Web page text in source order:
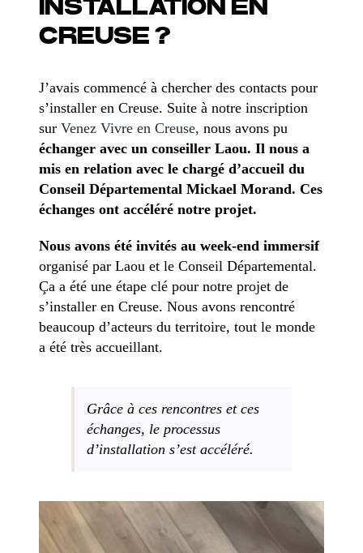
INSTALLATION EN
CREUSE ?
J’avais commencé à chercher des contacts pour
s’installer en Creuse. Suite à notre inscription
surVenez Vivre en Creuse, nous avons pu
échanger avec un conseiller Laou. Il nous a
mis en relation avec le chargé d’accueil du
Conseil Départemental Mickael Morand. Ces
échanges ont accéléré notre projet.
Nous avons été invités au week-end immersif
organisé par Laou et le Conseil Départemental.
Ça a été une étape clé pour notre projet de
s’installer en Creuse. Nous avons rencontré
beaucoup d’acteurs du territoire, tout le monde
a été très accueillant.
Grâce à ces rencontres et ces
échanges, le processus
d’installation s’est accéléré.